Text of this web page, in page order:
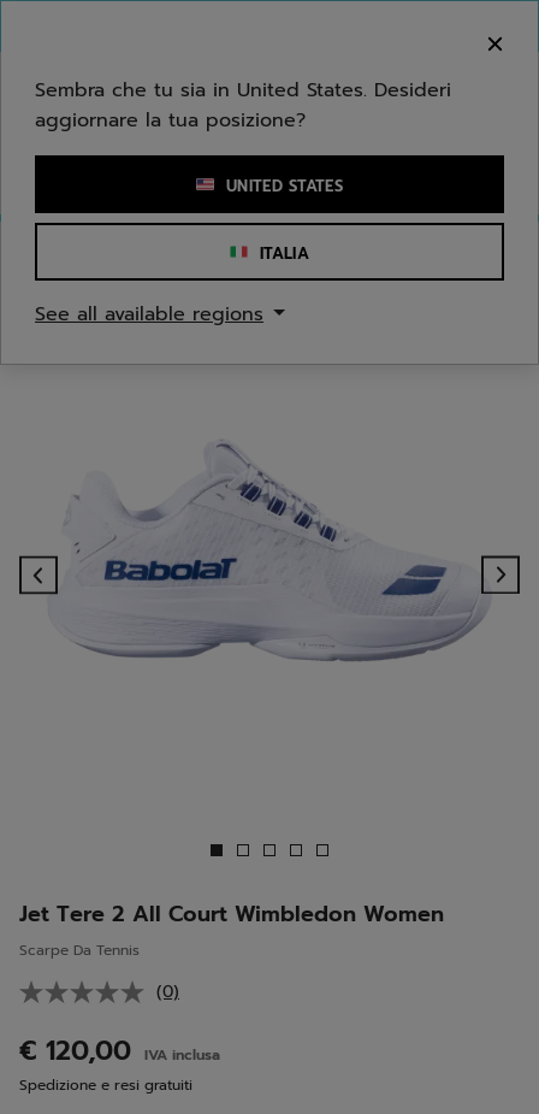
Inserisci una parola chiave o il numero di un articolo
Previous
Jet Tere 2 All Court Wimbledon Women
Scarpe Da Tennis
Nessuna
link
alla
pagina.
(0)
€ 120,00
IVA inclusa
Spedizione e resi gratuiti
Sembra che tu sia in United States. Desideri
aggiornare la tua posizione?
UNITED STATES
ITALIA
See all available regions